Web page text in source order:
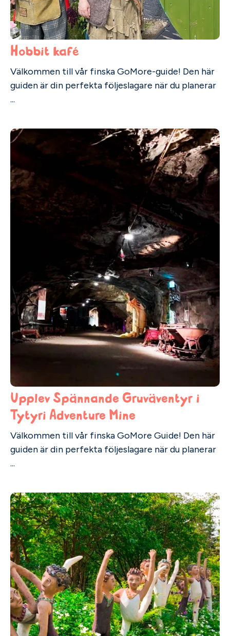
Hobbit kafé
Välkommen till vår finska GoMore-guide! Den här
guiden är din perfekta följeslagare när du planerar
...
Upplev Spännande Gruväventyr i
Tytyri Adventure Mine
Välkommen till vår finska GoMore Guide! Den här
guiden är din perfekta följeslagare när du planerar
...